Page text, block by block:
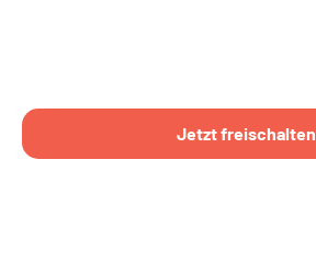
Jetzt freischalten